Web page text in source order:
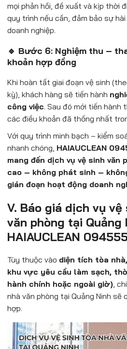
mọi phản hồi, đề xuất và kịp thời
quy trình nếu cần, đảm bảo sự
doanh nghiệp.
🔹 Bước 6: Nghiệm thu –
khoản hợp đồng
Khi hoàn tất giai đoạn vệ sinh
kỳ), khách hàng sẽ tiến hành
công việc. Sau đó mới tiến hành
các điều khoản đã thống nhất
Với quy trình minh bạch – kiểm
nhanh chóng, HAIAUCLEAN
mang đến dịch vụ vệ sinh
cao – không phát sinh –
gián đoạn hoạt động doanh
V. Báo giá dịch vụ
văn phòng tại Quảng
HAIAUCLEAN
Tùy thuộc vào diện tích tòa
khu vực yêu cầu làm sạch,
hành chính hoặc ngoài giờ) ,
nhà văn phòng tại Quảng Ninh sẽ
hợp.